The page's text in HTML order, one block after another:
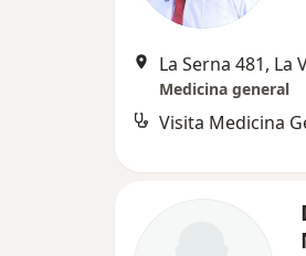
La Serna 481, La
Medicina general
Visita Medicina